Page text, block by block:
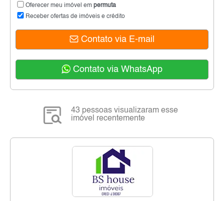
Oferecer meu imóvel em permuta
Receber ofertas de imóveis e crédito
Contato via E-mail
Contato via WhatsApp
43 pessoas visualizaram esse
imóvel recentemente